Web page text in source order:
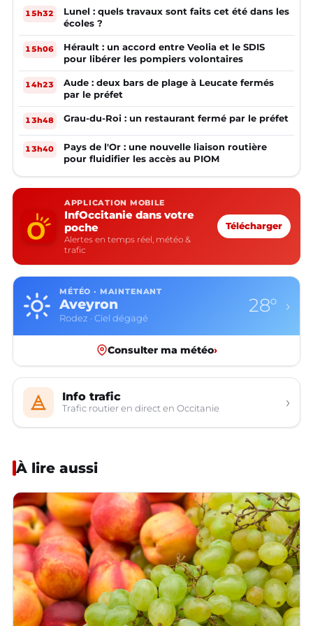
15h32
Lunel : quels travaux sont faits cet été dans les
écoles ?
15h06
Hérault : un accord entre Veolia et le SDIS
pour libérer les pompiers volontaires
14h23
Aude : deux bars de plage à Leucate fermés
par le préfet
13h48 Grau-du-Roi : un restaurant fermé par le préfet
13h40
Pays de l'Or : une nouvelle liaison routière
pour fluidifier les accès au PIOM
APPLICATION MOBILE
InfOccitanie dans votre
poche
Alertes en temps réel, météo &
trafic
Télécharger
MÉTÉO · MAINTENANT
Aveyron
Rodez · Ciel dégagé
28° ›
Consulter ma météo›
Info trafic
Trafic routier en direct en Occitanie ›
À lire aussi